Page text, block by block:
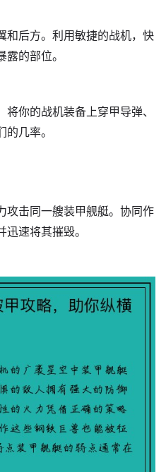
和后方。利用敏捷的战机，快
的部位。
你的战机装备上穿甲导弹、
几率。
攻击同一艘装甲舰艇。协同作
速将其摧毁。